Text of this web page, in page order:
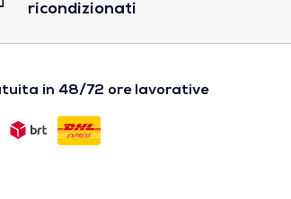
ricondizionati
in 48/72 ore lavorative